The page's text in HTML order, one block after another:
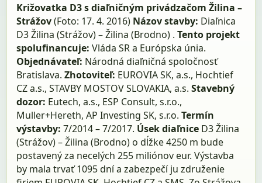
Križovatka D3 s diaľničným privádzačom Žilina –
Strážov(Foto: 17. 4. 2016) Názov stavby: Diaľnica
D3 Žilina (Strážov) – Žilina (Brodno) .Tento projekt
spolufinancuje: Vláda SR a Európska únia.
Objednávateľ: Národná diaľničná spoločnosť
Bratislava. Zhotoviteľ: EUROVIA SK, a.s., Hochtief
CZ a.s., STAVBY MOSTOV SLOVAKIA, a.s.Stavebný
dozor: Eutech, a.s., ESP Consult, s.r.o.,
Muller+Hereth, AP Investing SK, s.r.o.Termín
výstavby:7/2014 – 7/2017. Úsek diaľnice D3 Žilina
(Strážov) – Žilina (Brodno) o dĺžke 4250 m bude
postavený za necelých 255 miliónov eur. Výstavba
by mala trvať 1095 dní a zabezpečí ju združenie